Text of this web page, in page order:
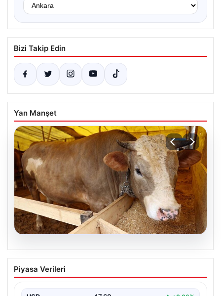
Bizi Takip Edin
Yan Manşet
05.08.2026
2026 Yılında Kurbanlık Fiyatları: İl İl
Güncel Fiyatlar ve Piyasa Analizi
merak ettiği konulardan biri olan kurbanlık fiyatları,…
Piyasa Verileri